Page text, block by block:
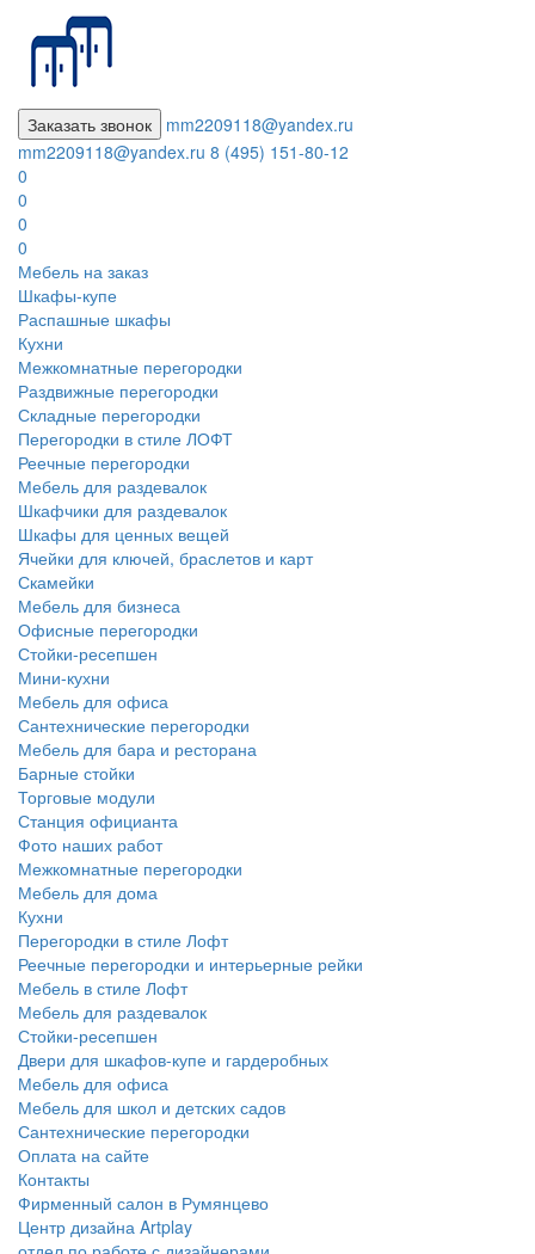
Заказать звонок
mm2209118@yandex.ru
mm2209118@yandex.ru 8 (495) 151-80-12
0
0
0
0
Мебель на заказ
Шкафы-купе
Распашные шкафы
Кухни
Межкомнатные перегородки
Раздвижные перегородки
Складные перегородки
Перегородки в стиле ЛОФТ
Реечные перегородки
Мебель для раздевалок
Шкафчики для раздевалок
Шкафы для ценных вещей
Ячейки для ключей, браслетов и карт
Скамейки
Мебель для бизнеса
Офисные перегородки
Стойки-ресепшен
Мини-кухни
Мебель для офиса
Сантехнические перегородки
Мебель для бара и ресторана
Барные стойки
Торговые модули
Станция официанта
Фото наших работ
Межкомнатные перегородки
Мебель для дома
Кухни
Перегородки в стиле Лофт
Реечные перегородки и интерьерные рейки
Мебель в стиле Лофт
Мебель для раздевалок
Стойки-ресепшен
Двери для шкафов-купе и гардеробных
Мебель для офиса
Мебель для школ и детских садов
Сантехнические перегородки
Оплата на сайте
Контакты
Фирменный салон в Румянцево
Центр дизайна Artplay